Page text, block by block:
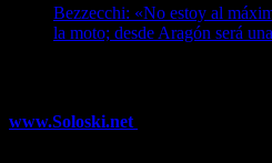
Bezzecchi: «No estoy al
la moto; desde Aragón será
www.Soloski.net